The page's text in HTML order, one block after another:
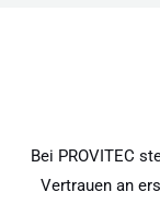
Bei PROVITEC
Vertrauen an